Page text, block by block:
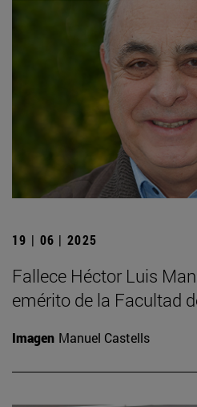
19 | 06 | 2025
Fallece Héctor Luis
emérito de la Facultad
Imagen Manuel Castells